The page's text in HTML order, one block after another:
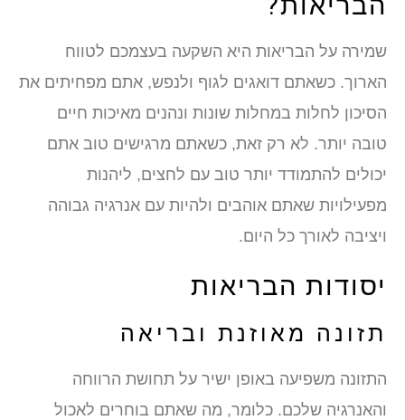
שמירה על הבריאות היא השקעה בעצמכם לטווח
הארוך. כשאתם דואגים לגוף ולנפש, אתם מפחיתים את
הסיכון לחלות במחלות שונות ונהנים מאיכות חיים
טובה יותר. לא רק זאת, כשאתם מרגישים טוב אתם
יכולים להתמודד יותר טוב עם לחצים, ליהנות
מפעילויות שאתם אוהבים ולהיות עם אנרגיה גבוהה
ויציבה לאורך כל היום.
יסודות הבריאות
תזונה מאוזנת ובריאה
התזונה משפיעה באופן ישיר על תחושת הרווחה
והאנרגיה שלכם. כלומר, מה שאתם בוחרים לאכול